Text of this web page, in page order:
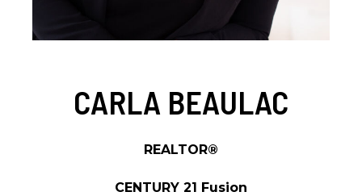
CARLA BEAULAC
REALTOR®
CENTURY 21 Fusion